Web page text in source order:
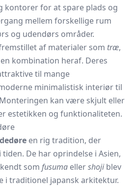
kontorer for at spare plads og
mellem forskellige rum
og udendørs områder.
af materialer som træ,
kombination heraf. Deres
til mange
minimalistisk interiør til
kan være skjult eller
estetikken og funktionaliteten.
en rig tradition, der
De har oprindelse i Asien,
som fusuma ellershojiblev
i traditionel japansk arkitektur.